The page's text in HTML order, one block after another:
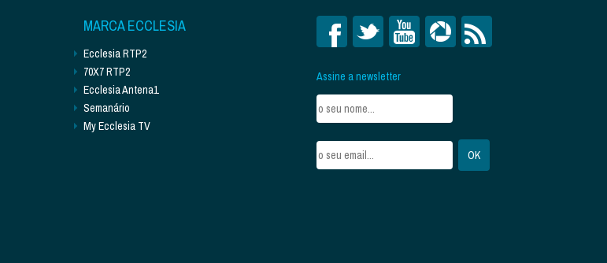
MARCA ECCLESIA
Ecclesia RTP2
70X7 RTP2
Ecclesia Antena1
Semanário
My Ecclesia TV
Assine a newsletter